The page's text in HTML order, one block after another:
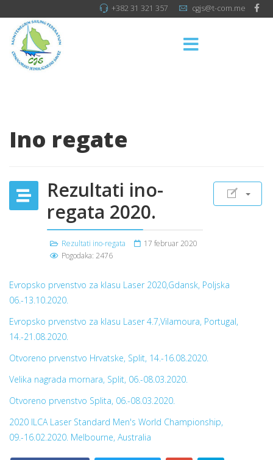
+382 31 321 357 cgjs@t-com.me
Ino regate
Rezultati ino-
regata 2020.
Rezultati ino-regata
17 februar 2020
Pogodaka: 2476
Evropsko prvenstvo za klasu Laser 2020,Gdansk, Poljska
06.-13.10.2020.
Evropsko prvenstvo za klasu Laser 4.7,Vilamoura, Portugal,
14.-21.08.2020.
Otvoreno prvenstvo Hrvatske, Split, 14.-16.08.2020.
Velika nagrada mornara, Split, 06.-08.03.2020.
Otvoreno prvenstvo Splita, 06.-08.03.2020.
2020 ILCA Laser Standard Men's World Championship,
09.-16.02.2020. Melbourne, Australia